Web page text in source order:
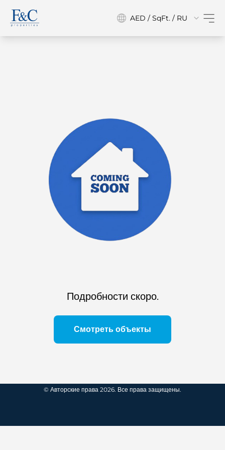
AED / SqFt. / RU
Подробности скоро.
Смотреть объекты
© Авторские права 2026. Все права защищены.